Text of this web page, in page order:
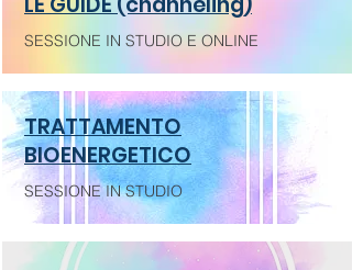
SESSIONE IN STUDIO E ONLINE
TRATTAMENTO
BIOENERGETICO
SESSIONE IN STUDIO